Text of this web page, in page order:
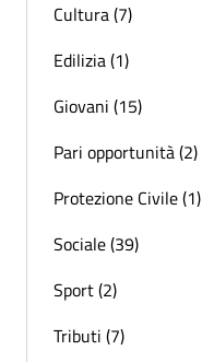
Cultura (7)
Edilizia (1)
Giovani (15)
Pari opportunità (2)
Protezione Civile (1)
Sociale (39)
Sport (2)
Tributi (7)